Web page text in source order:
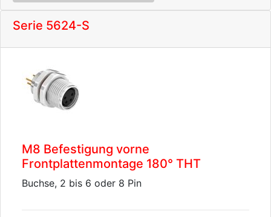
Serie 5624-S
M8 Befestigung vorne
Frontplattenmontage 180° THT
Buchse, 2 bis 6 oder 8 Pin